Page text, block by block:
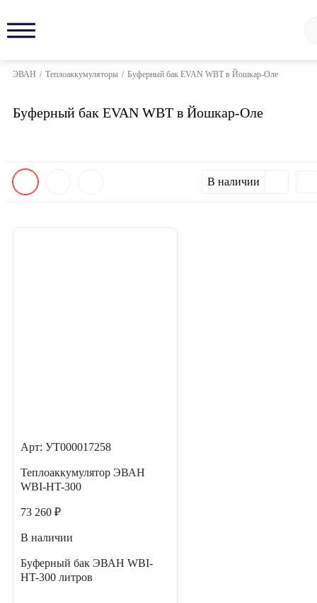
ЭВАН / Теплоаккумуляторы / Буферный бак EVAN WBT в Йошкар-Оле
Буферный бак EVAN WBT в Йошкар-Оле
В наличии
Арт: УТ000017258
Теплоаккумулятор ЭВАН
WBI-HT-300
73 260 ₽
В наличии
Буферный бак ЭВАН WBI-
HT-300 литров